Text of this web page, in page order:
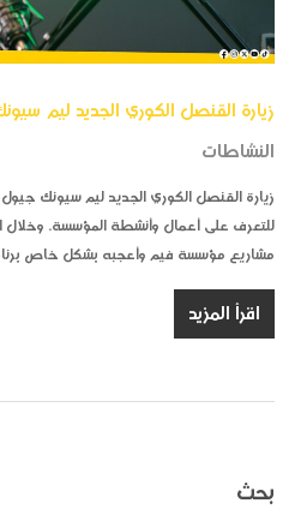
زيارة القنصل الكوري الجديد ليم
النشاطات
زيارة القنصل الكوري الجديد ليم سيونك
للتعرف على أعمال وأنشطة المؤسسة. وخلال
مشاريع مؤسسة فيم وأعجبه بشكل خاص
اقرأ المزيد
بحث